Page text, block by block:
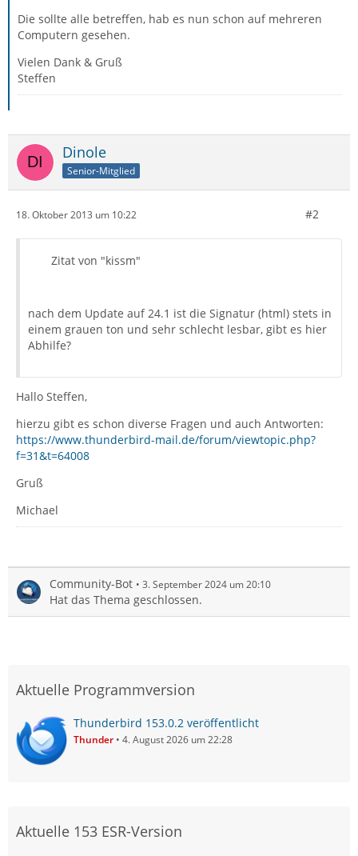
Die sollte alle betreffen, hab es nun schon auf mehreren
Computern gesehen.
Vielen Dank & Gruß
Steffen
Dinole
Senior-Mitglied
18. Oktober 2013 um 10:22 #2
Zitat von "kissm"
nach dem Update auf 24.1 ist die Signatur (html) stets in
einem grauen ton und sehr schlecht lesbar, gibt es hier
Abhilfe?
Hallo Steffen,
hierzu gibt es schon diverse Fragen und auch Antworten:
https://www.thunderbird-mail.de/forum/viewtopic.php?
f=31&t=64008
Gruß
Michael
Community-Bot 3. September 2024 um 20:10
Hat das Thema geschlossen.
Aktuelle Programmversion
Thunderbird 153.0.2 veröffentlicht
Thunder 4. August 2026 um 22:28
Aktuelle 153 ESR-Version